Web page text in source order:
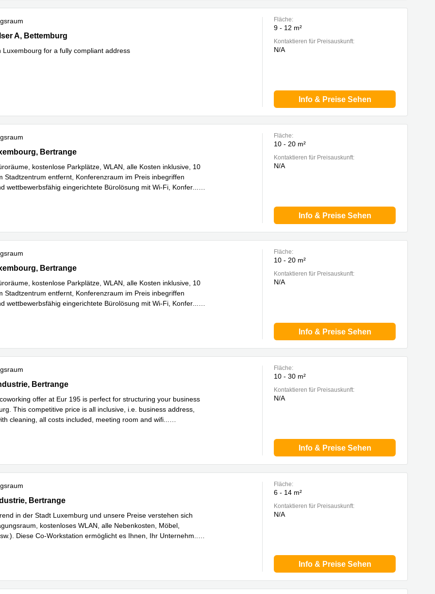
A, Bettemburg
A, Bettemburg
Luxembourg for a fully compliant address
Fläche:
9 - 12 m²
Kontaktieren für Preisauskunft:
N/A
Info & Preise Sehen
Bertrange
Bertrange
kostenlose Parkplätze, WLAN, alle Kosten inklusive, 10
Stadtzentrum entfernt, Konferenzraum im Preis inbegriffen
wettbewerbsfähig eingerichtete Bürolösung mit Wi-Fi, Konfer
Fläche:
10 - 20 m²
Kontaktieren für Preisauskunft:
N/A
Info & Preise Sehen
Bertrange
Bertrange
kostenlose Parkplätze, WLAN, alle Kosten inklusive, 10
Stadtzentrum entfernt, Konferenzraum im Preis inbegriffen
wettbewerbsfähig eingerichtete Bürolösung mit Wi-Fi, Konfer
Fläche:
10 - 20 m²
Kontaktieren für Preisauskunft:
N/A
Info & Preise Sehen
Bertrange
Bertrange
offer at Eur 195 is perfect for structuring your business
This competitive price is all inclusive, i.e. business address,
cleaning, all costs included, meeting room and wifi
Fläche:
10 - 30 m²
Kontaktieren für Preisauskunft:
N/A
Info & Preise Sehen
Bertrange
Bertrange
in der Stadt Luxemburg und unsere Preise verstehen sich
kostenloses WLAN, alle Nebenkosten, Möbel,
Diese Co-Workstation ermöglicht es Ihnen, Ihr Unternehm
Fläche:
6 - 14 m²
Kontaktieren für Preisauskunft:
N/A
Info & Preise Sehen